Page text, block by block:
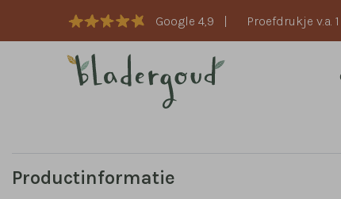
Google 4,9 | Proefdrukje v.a.
Productinformatie